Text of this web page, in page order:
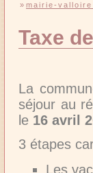
» mairie-
Taxe
La
séjour au
le 16 avril
3 étapes
Les